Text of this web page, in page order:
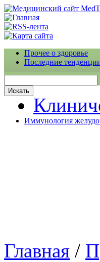
Прочее о здоровье
Последние
Иммунология
Главная /